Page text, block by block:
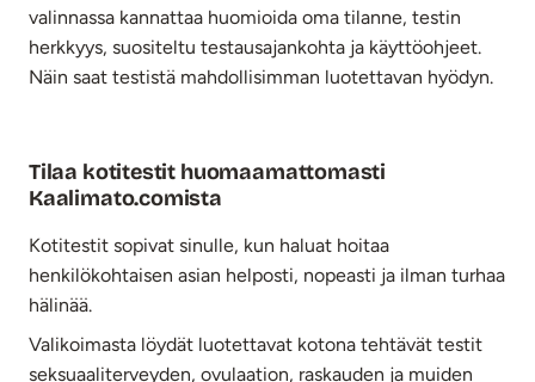
valinnassa kannattaa huomioida oma tilanne, testin
herkkyys, suositeltu testausajankohta ja käyttöohjeet.
Näin saat testistä mahdollisimman luotettavan hyödyn.
Tilaa kotitestit huomaamattomasti
Kaalimato.comista
Kotitestit sopivat sinulle, kun haluat hoitaa
henkilökohtaisen asian helposti, nopeasti ja ilman turhaa
hälinää.
Valikoimasta löydät luotettavat kotona tehtävät testit
seksuaaliterveyden, ovulaation, raskauden ja muiden